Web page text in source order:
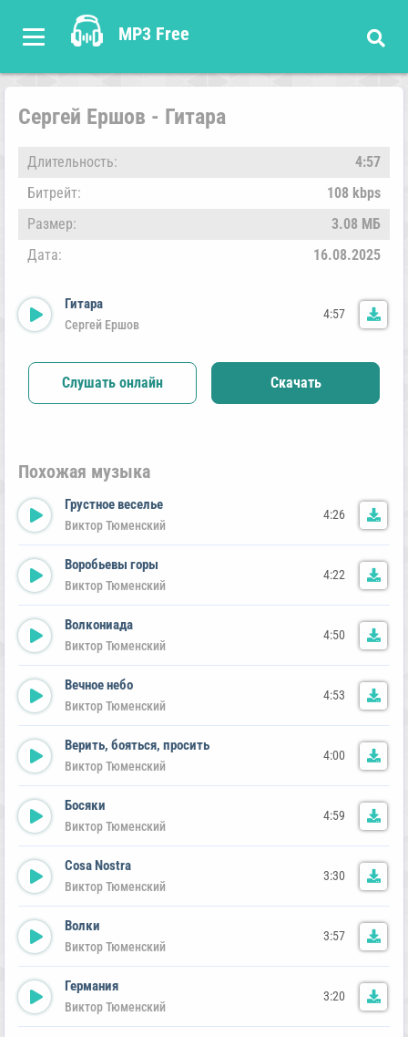
MP3 Free
Сергей Ершов - Гитара
Длительность:
4:57
Битрейт:
108 kbps
Размер:
3.08 МБ
Дата:
16.08.2025
Гитара
Сергей Ершов
4:57
Слушать онлайн Скачать
Похожая музыка
Грустное веселье
Виктор Тюменский
4:26
Воробьевы горы
Виктор Тюменский
4:22
Волкониада
Виктор Тюменский
4:50
Вечное небо
Виктор Тюменский
4:53
Верить, бояться, просить
Виктор Тюменский
4:00
Босяки
Виктор Тюменский
4:59
Cosa Nostra
Виктор Тюменский
3:30
Волки
Виктор Тюменский
3:57
Германия
Виктор Тюменский
3:20